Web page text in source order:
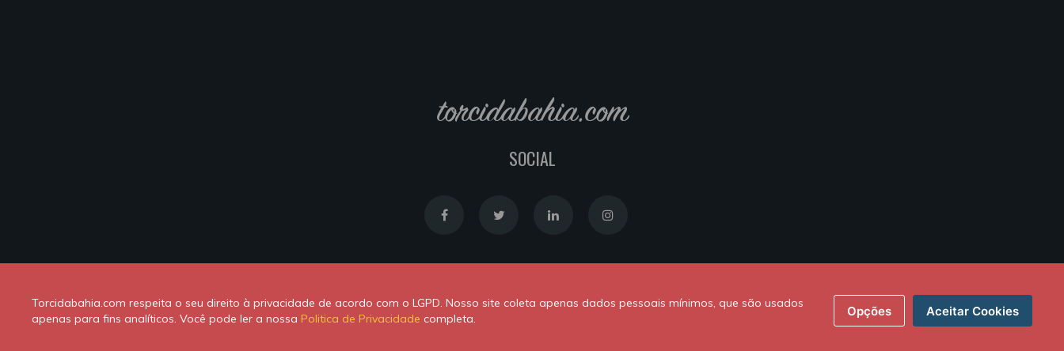
torcidabahia.com
SOCIAL
Powered byNewton Duarte
Torcidabahia.com respeita o seu direito à privacidade de acordo com o LGPD. Nosso site coleta apenas dados pessoais mínimos, que são usados
apenas para fins analíticos. Você pode ler a nossa Politica de Privacidade completa. Opções Aceitar Cookies